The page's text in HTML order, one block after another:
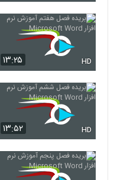
۱۳:۲۵ HD
۱۳:۵۲ HD